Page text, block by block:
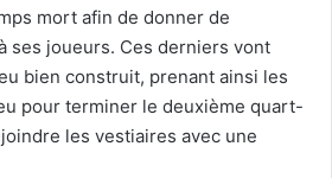
mort afin de donner de
ses joueurs. Ces derniers vont
bien construit, prenant ainsi les
pour terminer le deuxième quart-
les vestiaires avec une